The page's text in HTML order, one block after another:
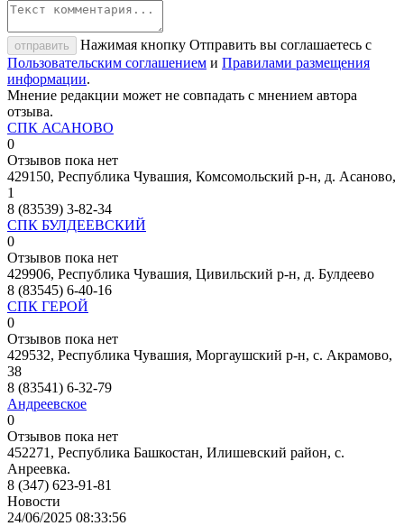
отправить
Нажимая кнопку Отправить вы соглашаетесь с
Пользовательским соглашением и Правилами размещения
информации.
Мнение редакции может не совпадать с мнением автора
отзыва.
СПК АСАНОВО
0
Отзывов пока нет
429150, Республика Чувашия, Комсомольский р-н, д. Асаново,
1
8 (83539) 3-82-34
СПК БУЛДЕЕВСКИЙ
0
Отзывов пока нет
429906, Республика Чувашия, Цивильский р-н, д. Булдеево
8 (83545) 6-40-16
СПК ГЕРОЙ
0
Отзывов пока нет
429532, Республика Чувашия, Моргаушский р-н, с. Акрамово,
38
8 (83541) 6-32-79
Андреевское
0
Отзывов пока нет
452271, Республика Башкостан, Илишевский район, с.
Анреевка.
8 (347) 623-91-81
Новости
24/06/2025 08:33:56